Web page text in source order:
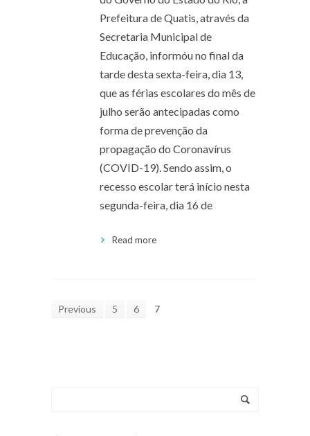
Prefeitura de Quatis, através da
Secretaria Municipal de
Educação, informóu no final da
tarde desta sexta-feira, dia 13,
que as férias escolares do mês de
julho serão antecipadas como
forma de prevenção da
propagação do Coronavírus
(COVID-19). Sendo assim, o
recesso escolar terá início nesta
segunda-feira, dia 16 de
Read more
Previous 5 6 7